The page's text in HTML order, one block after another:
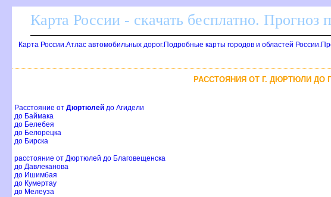
Карта России - скачать бесплатно. Прогноз
Карта России.Атлас автомобильных дорог.Подробные карты городов и областей
РАССТОЯНИЯ ОТ Г. ДЮРТЮЛИ ДО
Расстояние от Дюртюлей до Агидели
до Баймака
до Белебея
до Белорецка
до Бирска
расстояние от Дюртюлей до Благовещенска
до Давлеканова
до Ишимбая
до Кумертау
до Мелеуза